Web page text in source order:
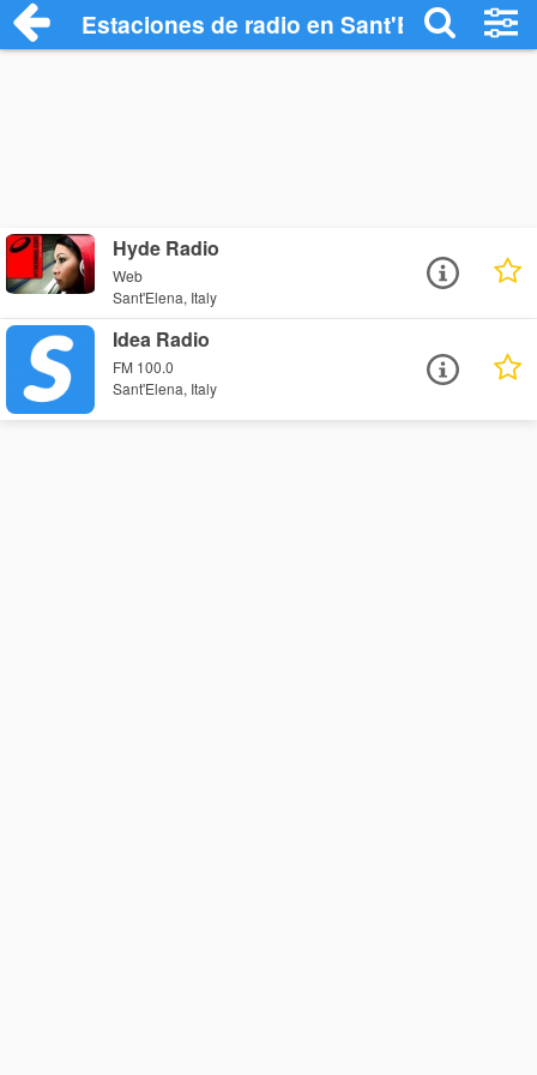
Estaciones de radio en Sant'Elena -
Hyde Radio
Web
Sant'Elena, Italy
Idea Radio
FM 100.0
Sant'Elena, Italy